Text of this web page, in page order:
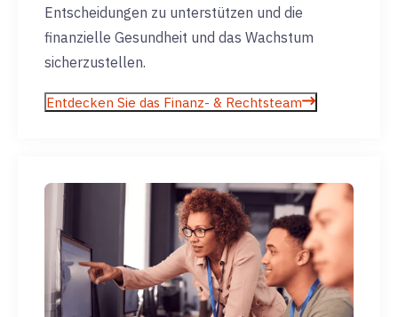
Entscheidungen zu unterstützen und die
finanzielle Gesundheit und das Wachstum
sicherzustellen.
Entdecken Sie das Finanz- & Rechtsteam